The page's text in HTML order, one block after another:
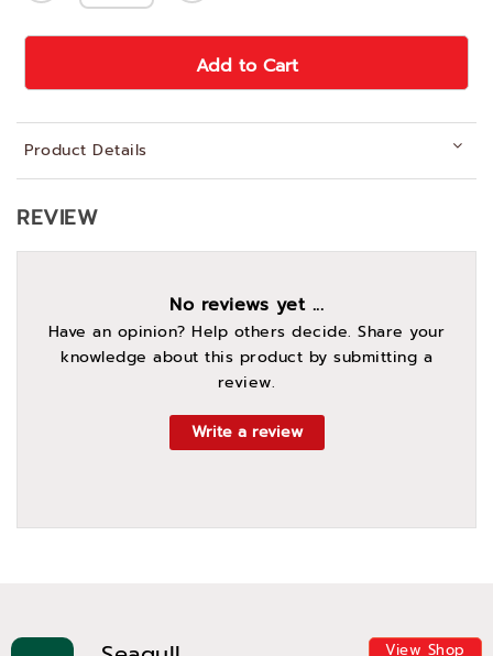
Add to Cart
Product Details
View Shop
REVIEW
No reviews yet ...
Have an opinion? Help others decide. Share your
knowledge about this product by submitting a
review.
Write a review